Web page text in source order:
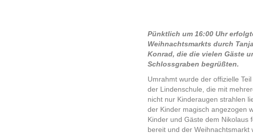
Pünktlich um 16:00 Uhr
Weihnachtsmarkts durch
Konrad, die die vielen Gäste
Schlossgraben begrüßten.
Umrahmt wurde der offizielle
der Lindenschule, die mit
nicht nur Kinderaugen strahlen
der Kinder magisch angezogen
Kinder und Gäste dem Nikolaus
bereit und der